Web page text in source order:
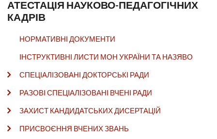
АТЕСТАЦІЯ НАУКОВО-ПЕДАГОГІЧНИХ
КАДРІВ
НОРМАТИВНІ ДОКУМЕНТИ
ІНСТРУКТИВНІ ЛИСТИ МОН УКРАЇНИ ТА НАЗЯВО
СПЕЦІАЛІЗОВАНІ ДОКТОРСЬКІ РАДИ
РАЗОВІ СПЕЦІАЛІЗОВАНІ ВЧЕНІ РАДИ
ЗАХИСТ КАНДИДАТСЬКИХ ДИСЕРТАЦІЙ
ПРИСВОЄННЯ ВЧЕНИХ ЗВАНЬ